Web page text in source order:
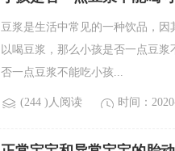
豆浆是生活中常见的一种饮品，
以喝豆浆，那么小孩是否一点豆
否一点豆浆不能吃小孩...
(244 )人阅读 时间：